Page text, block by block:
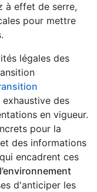
à effet de serre,
pour mettre
légales des
des
en vigueur.
pour la
des informations
encadrent ces
d'anticiper les